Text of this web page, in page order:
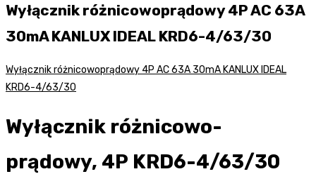
Wyłącznik różnicowoprądowy 4P AC 63A
30mA KANLUX IDEAL KRD6-4/63/30
Wyłącznik różnicowoprądowy 4P AC 63A 30mA KANLUX IDEAL
KRD6-4/63/30
Wyłącznik różnicowo-
prądowy, 4P KRD6-4/63/30